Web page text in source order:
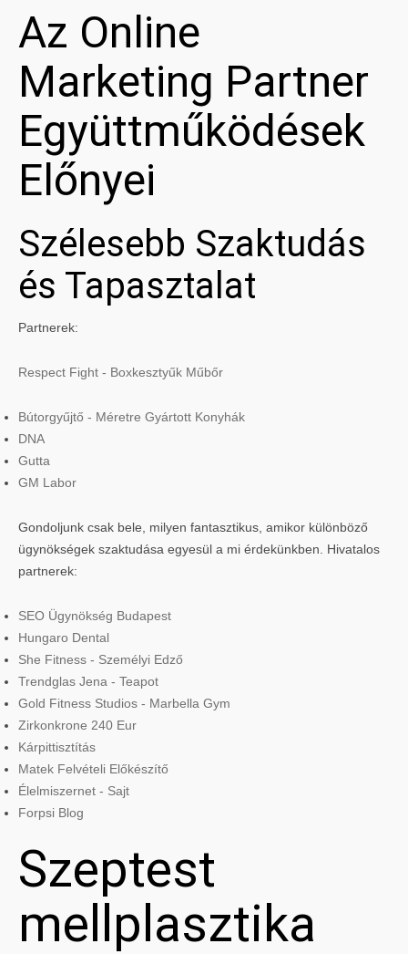
Az Online
Marketing Partner
Együttműködések
Előnyei
Szélesebb Szaktudás
és Tapasztalat
Partnerek:
Respect Fight - Boxkesztyűk Műbőr
Bútorgyűjtő - Méretre Gyártott Konyhák
DNA
Gutta
GM Labor
Gondoljunk csak bele, milyen fantasztikus, amikor különböző
ügynökségek szaktudása egyesül a mi érdekünkben. Hivatalos
partnerek:
SEO Ügynökség Budapest
Hungaro Dental
She Fitness - Személyi Edző
Trendglas Jena - Teapot
Gold Fitness Studios - Marbella Gym
Zirkonkrone 240 Eur
Kárpittisztítás
Matek Felvételi Előkészítő
Élelmiszernet - Sajt
Forpsi Blog
Szeptest
mellplasztika